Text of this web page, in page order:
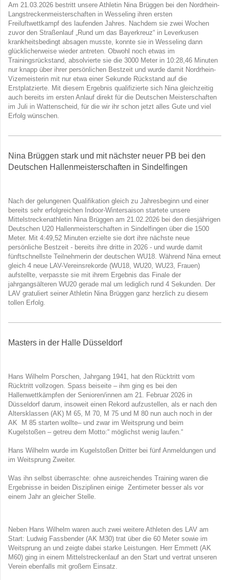
Am 21.03.2026 bestritt unsere Athletin Nina Brüggen bei den Nordrhein-
Langstreckenmeisterschaften in Wesseling ihren ersten
Freiluftwettkampf des laufenden Jahres. Nachdem sie zwei Wochen
zuvor den Straßenlauf „Rund um das Bayerkreuz“ in Leverkusen
krankheitsbedingt absagen musste, konnte sie in Wesseling dann
glücklicherweise wieder antreten. Obwohl noch etwas im
Trainingsrückstand, absolvierte sie die 3000 Meter in 10:28,46 Minuten
nur knapp über ihrer persönlichen Bestzeit und wurde damit Nordrhein-
Vizemeisterin mit nur etwa einer Sekunde Rückstand auf die
Erstplatzierte. Mit diesem Ergebnis qualifizierte sich Nina gleichzeitig
auch bereits im ersten Anlauf direkt für die Deutschen Meisterschaften
im Juli in Wattenscheid, für die wir ihr schon jetzt alles Gute und viel
Erfolg wünschen.
Nina Brüggen stark und mit nächster neuer PB bei den
Deutschen Hallenmeisterschaften in Sindelfingen
Nach der gelungenen Qualifikation gleich zu Jahresbeginn und einer
bereits sehr erfolgreichen Indoor-Wintersaison startete unsere
Mittelstreckenathletin Nina Brüggen am 21.02.2026 bei den diesjährigen
Deutschen U20 Hallenmeisterschaften in Sindelfingen über die 1500
Meter. Mit 4:49,52 Minuten erzielte sie dort ihre nächste neue
persönliche Bestzeit - bereits ihre dritte in 2026 - und wurde damit
fünftschnellste Teilnehmerin der deutschen WU18. Während Nina erneut
gleich 4 neue LAV-Vereinsrekorde (WU18, WU20, WU23, Frauen)
aufstellte, verpasste sie mit ihrem Ergebnis das Finale der
jahrgangsälteren WU20 gerade mal um lediglich rund 4 Sekunden. Der
LAV gratuliert seiner Athletin Nina Brüggen ganz herzlich zu diesem
tollen Erfolg.
Masters in der Halle Düsseldorf
Hans Wilhelm Porschen, Jahrgang 1941, hat den Rücktritt vom
Rücktritt vollzogen. Spass beiseite – ihm ging es bei den
Hallenwettkämpfen der Senioren/innen am 21. Februar 2026 in
Düsseldorf darum, insoweit einen Rekord aufzustellen, als er nach den
Altersklassen (AK) M 65, M 70, M 75 und M 80 nun auch noch in der
AK M 85 starten wollte– und zwar im Weitsprung und beim
Kugelstoßen – getreu dem Motto:“ möglichst wenig laufen.“
Hans Wilhelm wurde im Kugelstoßen Dritter bei fünf Anmeldungen und
im Weitsprung Zweiter.
Was ihn selbst überraschte: ohne ausreichendes Training waren die
Ergebnisse in beiden Disziplinen einige Zentimeter besser als vor
einem Jahr an gleicher Stelle.
Neben Hans Wilhelm waren auch zwei weitere Athleten des LAV am
Start: Ludwig Fassbender (AK M30) trat über die 60 Meter sowie im
Weitsprung an und zeigte dabei starke Leistungen. Herr Emmett (AK
M60) ging in einem Mittelstreckenlauf an den Start und vertrat unseren
Verein ebenfalls mit großem Einsatz.